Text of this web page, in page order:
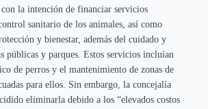
con la intención de financiar servicios
sanitario de los animales, así como
y bienestar, además del cuidado y
públicas y parques. Estos servicios incluían
de perros y el mantenimiento de zonas de
para ellos. Sin embargo, la concejalía
eliminarla debido a los “elevados costos